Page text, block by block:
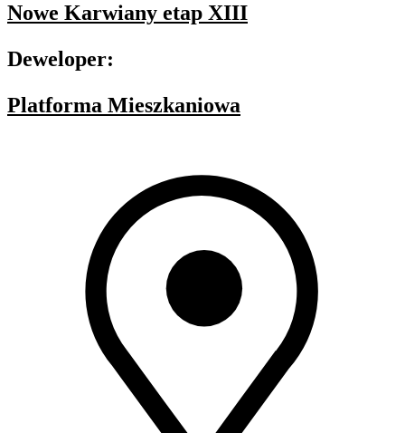
Nowe Karwiany etap XIII
Deweloper:
Platforma Mieszkaniowa